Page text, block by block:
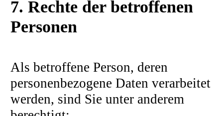
7. Rechte der betroffenen
Personen
Als betroffene Person, deren
personenbezogene Daten verarbeitet
werden, sind Sie unter anderem